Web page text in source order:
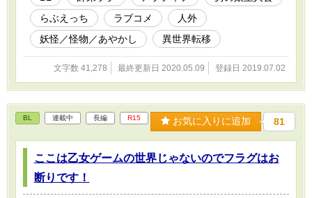
提示された方法は、志紅に夜毎抱かれる事だった。最初は抵抗した
璃だったが優しくて大好きな志紅から与えられる行為に段々身も心
もとろかされていく。 これはそんなアラフィフでスパダリな師匠
と、そんな師匠に何かと触れまわされがちな半妖雪女(♂)の弟子に
よるラブコメな日々の話である。 ※小説家になろう様、pixiv様に
も投稿しています。
らぶえっち
ラブコメ
人外
妖怪／怪物／あやかし
異世界転移
文字数 41,278 最終更新日 2020.05.09 登録日 2019.07.02
BL 連載中 長編 R15 お気に入りに追加 81
ここは乙女ゲームの世界じゃないのでフラグはお
断りです！